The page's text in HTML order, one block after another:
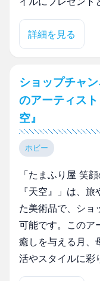
詳細を見る
ショップチャ
のアーティス
空』
ホビー
「たまふり屋 笑
『天空』」は、
た美術品で、ショ
可能です。このア
癒しを与える月、
活やスタイルに彩